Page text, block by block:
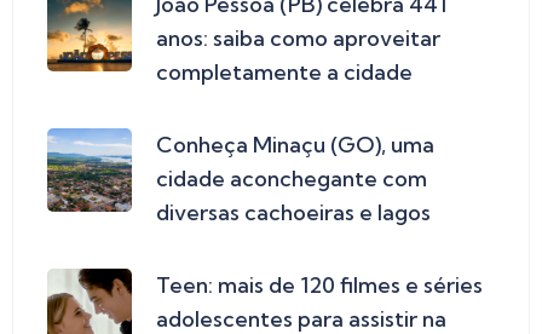
anos: saiba como aproveitar
completamente a cidade
Conheça Minaçu (GO), uma
cidade aconchegante com
diversas cachoeiras e lagos
Teen: mais de 120 filmes e séries
adolescentes para assistir na